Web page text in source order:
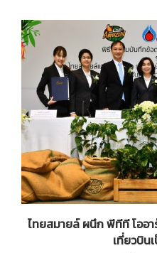
ไทยสมายล์ ผนึก พีทีที โออ
เที่ยวบิน